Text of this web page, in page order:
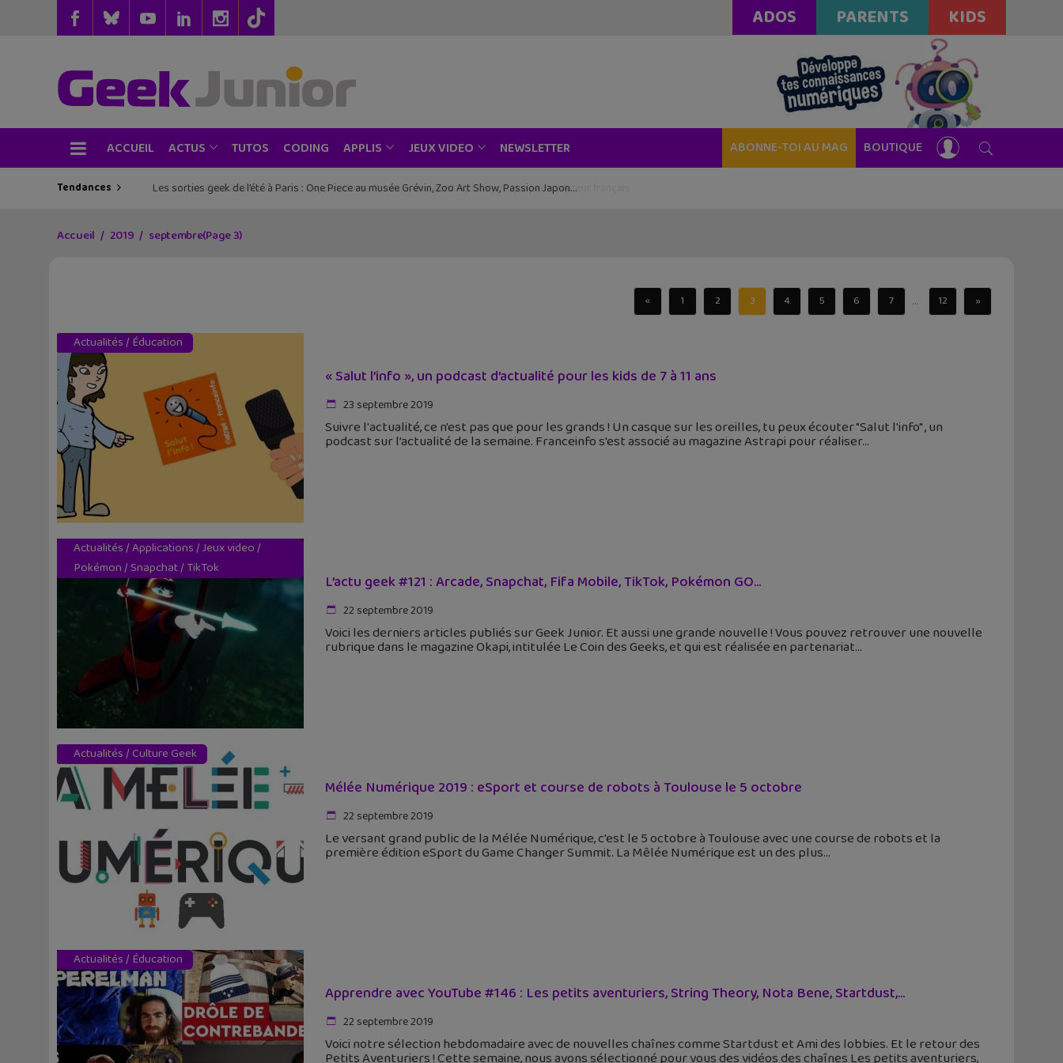
ADOS PARENTS KIDS
ACCUEIL ACTUS TUTOS CODING APPLIS JEUX VIDEO NEWSLETTER ABONNE-TOI AU MAG BOUTIQUE
Tendances Les sorties geek de l’été à Paris : One Piece au musée Grévin, Zoo Art Show, Passion Japon…
Accueil 2019 septembre(Page 3)
« 1 2 3 4 5 6 7 ... 12 »
Actualités/ Éducation
« Salut l’info », un podcast d’actualité pour les kids de 7 à 11 ans
23 septembre 2019
Suivre l'actualité, ce n'est pas que pour les grands ! Un casque sur les oreilles, tu peux écouter "Salut l'info" , un
podcast sur l’actualité de la semaine. Franceinfo s'est associé au magazine Astrapi pour réaliser
Actualités/Applications/Jeux video/
Pokémon/ Snapchat/ TikTok
L’actu geek #121 : Arcade, Snapchat, Fifa Mobile, TikTok, Pokémon GO…
22 septembre 2019
Voici les derniers articles publiés sur Geek Junior. Et aussi une grande nouvelle ! Vous pouvez retrouver une nouvelle
rubrique dans le magazine Okapi, intitulée Le Coin des Geeks, et qui est réalisée en partenariat
Actualités/ Culture Geek
Mélée Numérique 2019 : eSport et course de robots à Toulouse le 5 octobre
22 septembre 2019
Le versant grand public de la Mélée Numérique, c'est le 5 octobre à Toulouse avec une course de robots et la
première édition eSport du Game Changer Summit. La Mêlée Numérique est un des plus
Actualités/ Éducation
Apprendre avec YouTube #146 : Les petits aventuriers, String Theory, Nota Bene, Startdust,...
22 septembre 2019
Voici notre sélection hebdomadaire avec de nouvelles chaînes comme Startdust et Ami des lobbies. Et le retour des
Petits Aventuriers ! Cette semaine, nous avons sélectionné pour vous des vidéos des chaînes Les petits aventuriers,